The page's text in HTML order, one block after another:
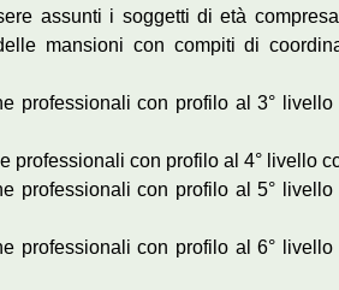
assunti i soggetti di età
mansioni con compiti di
professionali con profilo al 3°
professionali con profilo al 4° livello
professionali con profilo al 5°
professionali con profilo al 6°